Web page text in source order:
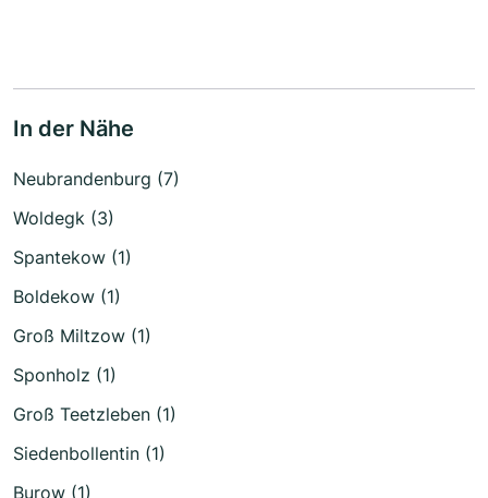
In der Nähe
Neubrandenburg (7)
Woldegk (3)
Spantekow (1)
Boldekow (1)
Groß Miltzow (1)
Sponholz (1)
Groß Teetzleben (1)
Siedenbollentin (1)
Burow (1)